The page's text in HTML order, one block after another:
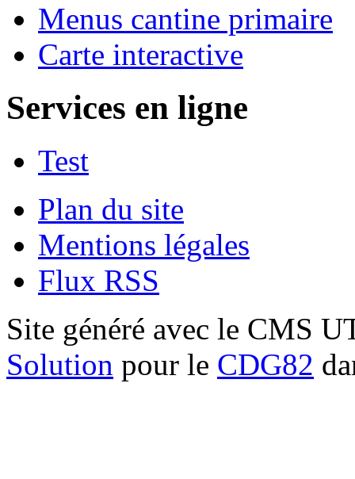
Menus cantine primaire
Carte interactive
Services en ligne
Test
Plan du site
Mentions légales
Flux RSS
Site généré avec le CMS
Solution pour le CDG82